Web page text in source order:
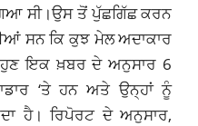
ਸੀ।ਉਸ ਤੋਂ ਪੁੱਛਗਿੱਛ ਕਰਨ
ਸਨ ਕਿ ਕੁਝ ਮੇਲ ਅਦਾਕਾਰ
ਇਕ ਖ਼ਬਰ ਦੇ ਅਨੁਸਾਰ 6
‘ਤੇ ਹਨ ਅਤੇ ਉਨ੍ਹਾਂ ਨੂੰ
ਹੈ। ਰਿਪੋਰਟ ਦੇ ਅਨੁਸਾਰ,